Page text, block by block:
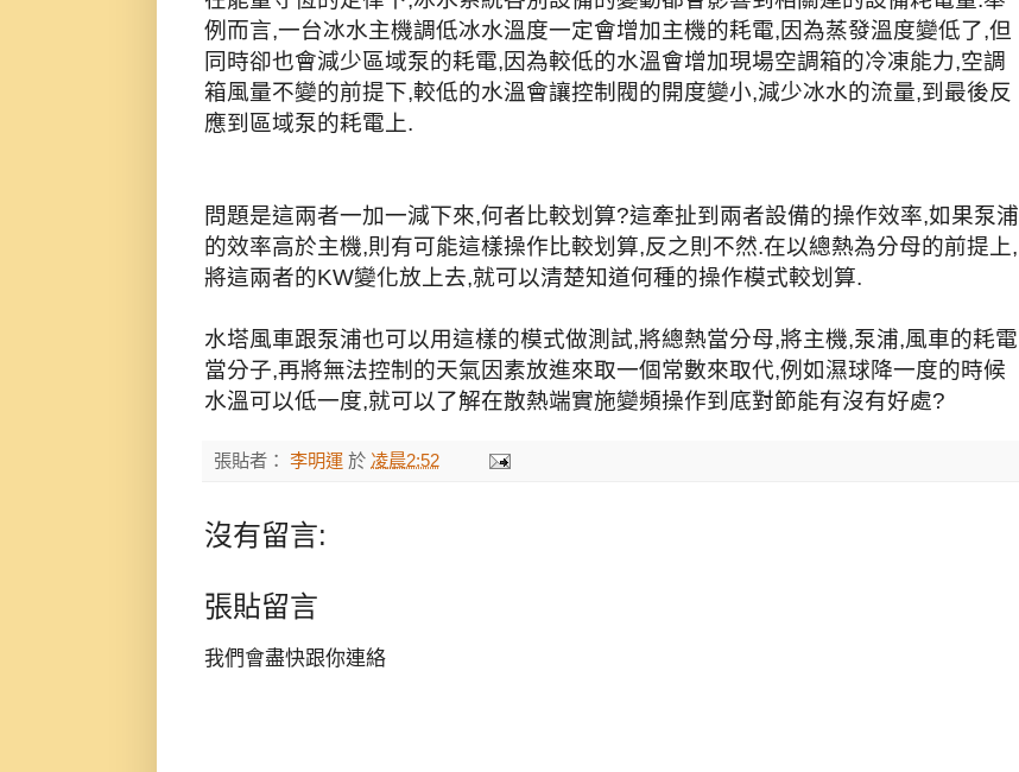
例而言,一台冰水主機調低冰水溫度一定會增加主機的耗電,因為蒸發溫度變低了,但
同時卻也會減少區域泵的耗電,因為較低的水溫會增加現場空調箱的冷凍能力,空調
箱風量不變的前提下,較低的水溫會讓控制閥的開度變小,減少冰水的流量,到最後反
應到區域泵的耗電上.
問題是這兩者一加一減下來,何者比較划算?這牽扯到兩者設備的操作效率,如果泵浦
的效率高於主機,則有可能這樣操作比較划算,反之則不然.在以總熱為分母的前提上,
將這兩者的KW變化放上去,就可以清楚知道何種的操作模式較划算.
水塔風車跟泵浦也可以用這樣的模式做測試,將總熱當分母,將主機,泵浦,風車的耗電
當分子,再將無法控制的天氣因素放進來取一個常數來取代,例如濕球降一度的時候
水溫可以低一度,就可以了解在散熱端實施變頻操作到底對節能有沒有好處?
張貼者： 李明運 於 凌晨2:52
沒有留言:
張貼留言
我們會盡快跟你連絡